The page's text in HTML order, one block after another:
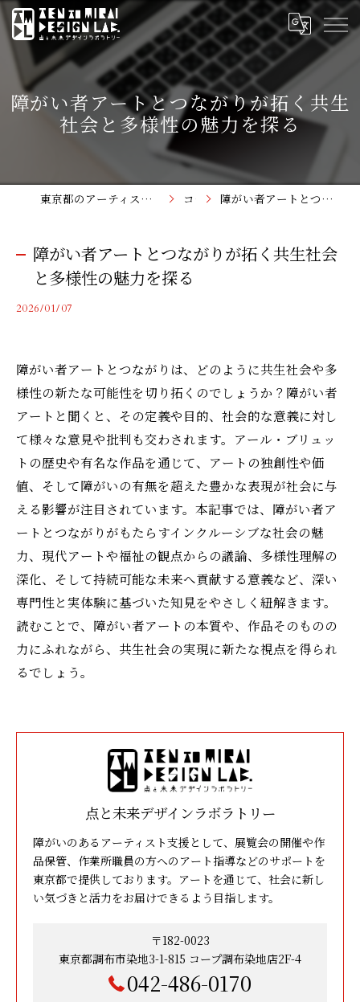
障がい者アートとつながりが拓く共生
社会と多様性の魅力を探る
東京都のアーティスト支援なら点と未来デザインラボラトリー コラム 障がい者アートとつながりが拓く共生社会と多様性の魅力を探る
障がい者アートとつながりが拓く共生社会
と多様性の魅力を探る
2026/01/07
障がい者アートとつながりは、どのように共生社会や多
様性の新たな可能性を切り拓くのでしょうか？障がい者
アートと聞くと、その定義や目的、社会的な意義に対し
て様々な意見や批判も交わされます。アール・ブリュッ
トの歴史や有名な作品を通じて、アートの独創性や価
値、そして障がいの有無を超えた豊かな表現が社会に与
える影響が注目されています。本記事では、障がい者ア
ートとつながりがもたらすインクルーシブな社会の魅
力、現代アートや福祉の観点からの議論、多様性理解の
深化、そして持続可能な未来へ貢献する意義など、深い
専門性と実体験に基づいた知見をやさしく紐解きます。
読むことで、障がい者アートの本質や、作品そのものの
力にふれながら、共生社会の実現に新たな視点を得られ
るでしょう。
点と未来デザインラボラトリー
障がいのあるアーティスト支援として、展覧会の開催や作
品保管、作業所職員の方へのアート指導などのサポートを
東京都で提供しております。アートを通じて、社会に新し
い気づきと活力をお届けできるよう目指します。
〒182-0023
東京都調布市染地3-1-815 コープ調布染地店2F-4
042-486-0170